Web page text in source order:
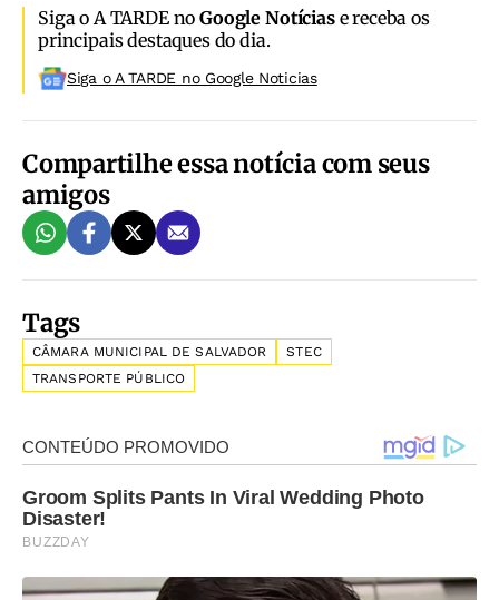
Siga o A TARDE noGoogle Notíciase receba os
principais destaques do dia.
Siga o A TARDE no Google Noticias
Compartilhe essa notícia com seus
amigos
Tags
CÂMARA MUNICIPAL DE SALVADOR
STEC
TRANSPORTE PÚBLICO